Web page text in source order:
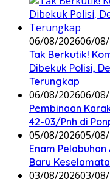
06/08/202606/
Tak Berkutik!
Dibekuk Polisi,
Terungkap
06/08/202606/
Pembinaan
42-03/Pnh di
05/08/202605/
Enam
Baru
03/08/202603/